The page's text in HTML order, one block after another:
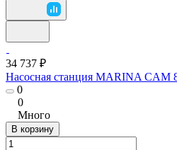
34 737 ₽
Насосная станция MARINA CAM
0
0
Много
В корзину